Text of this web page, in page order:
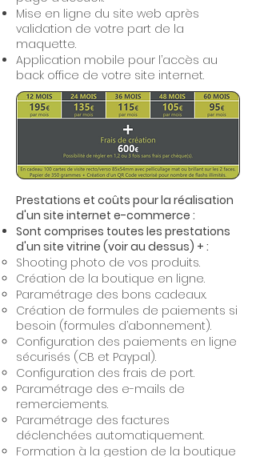
Mise en ligne du site web après
validation de votre part de la
maquette.
Application mobile pour l’accès au
back office de votre site internet.
Prestations et coûts pour la réalisation
d'un site internet e-commerce :
Sont comprises toutes les prestations
d'un site vitrine (voir au dessus) + :
Shooting photo de vos produits.
Création de la boutique en ligne.
Paramétrage des bons cadeaux.
Création de formules de paiements si
besoin (formules d’abonnement).
Configuration des paiements en ligne
sécurisés (CB et Paypal).
Configuration des frais de port.
Paramétrage des e-mails de
remerciements.
Paramétrage des factures
déclenchées automatiquement.
Formation à la gestion de la boutique